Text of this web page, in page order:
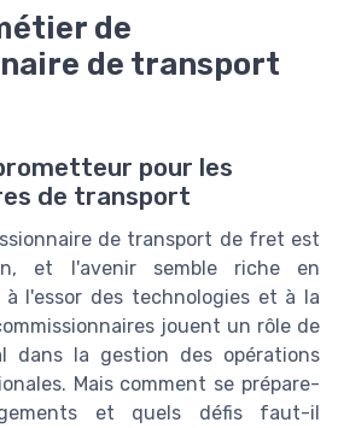
de
de transport
pour les
de transport
de transport de fret est
et l'avenir semble riche en
à l'essor des technologies et à la
jouent un rôle de
dans la gestion des opérations
Mais comment se prépare-
et quels défis faut-il